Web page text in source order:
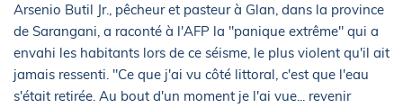
Arsenio Butil Jr., pêcheur et pasteur à Glan, dans la province
de Sarangani, a raconté à l'AFP la "panique extrême" qui a
envahi les habitants lors de ce séisme, le plus violent qu'il ait
jamais ressenti. "Ce que j'ai vu côté littoral, c'est que l'eau
s'était retirée. Au bout d'un moment je l'ai vue... revenir